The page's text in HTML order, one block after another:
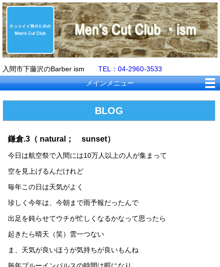
入間市下藤沢のBarber ism TEL：04-2960-3533
メインメニュー
BLOG
鎌倉.3（ natural； sunset）
今日は航空祭で入間には10万人以上の人が集まって
空を見上げるんだけれど
毎年この日は天気がよく
珍しく今年は、今朝まで雨予報だったんで
出足を鈍らせてウチが忙しくなるかなって思ったら
起きたら晴天（笑）雲一つない
ま、天気が良いほうが気持ちが良いもんね